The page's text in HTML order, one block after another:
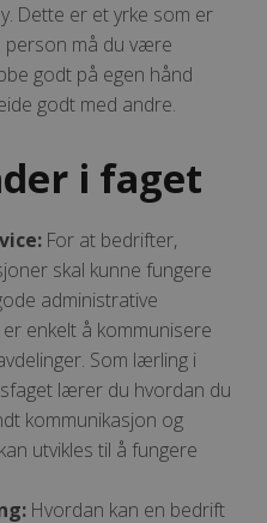
Dette er et yrke som er
person må du være
godt på egen hånd
godt med andre.
i faget
For at bedrifter,
skal kunne fungere
administrative
enkelt å kommunisere
Som lærling i
lærer du hvordan du
kommunikasjon og
utvikles til å fungere
Hvordan kan en bedrift